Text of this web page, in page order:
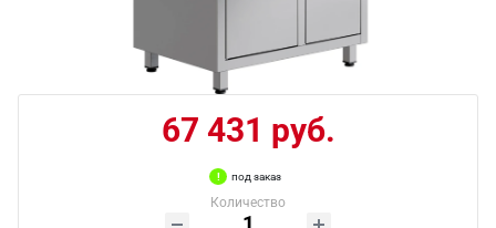
67 431 руб.
под заказ
Количество